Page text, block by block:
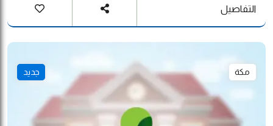
التفاصيل
مكة جديد